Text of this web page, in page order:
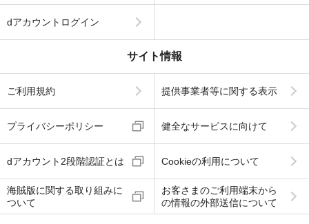
dアカウントログイン
サイト情報
ご利用規約 提供事業者等に関する表示
プライバシーポリシー 健全なサービスに向けて
dアカウント2段階認証とは Cookieの利用について
海賊版に関する取り組みに
ついて
お客さまのご利用端末から
の情報の外部送信について